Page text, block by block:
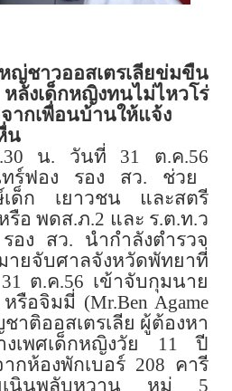
ญ่ชาวออสเตรเลียข่มขืน
ลังเด็กหญิงทนไม่ไหวโร่
ากเพื่อนบ้านให้แจ้ง
น
.30 น. วันที่ 31 ต.ค.56
ร์ฟอง รอง สว. ช่วย
เด็ก เยาวชน และสตรี
รือ พดส.ภ.2 และ ร.ต.ท.ว
อง สว. นำกำลังตำรวจ
ายจับศาลจังหวัดพัทยาที่
31 ต.ค.56 เข้าจับกุมนาย
หรือจิมมี่ (Mr.Ben Agame
าติออสเตรเลีย ผู้ต้องหา
งเพศเด็กหญิงวัย
11ปี
กห้องพักเบอร์ 208 คารี
นินพลับหวาน หมู่ 5